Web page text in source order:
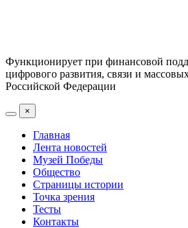
Функционирует при финансовой
цифрового развития, связи и
Российской Федерации
×
Главная
Лента новостей
Музей Победы
Общество
Страницы истории
Точка зрения
Тесты
Контакты